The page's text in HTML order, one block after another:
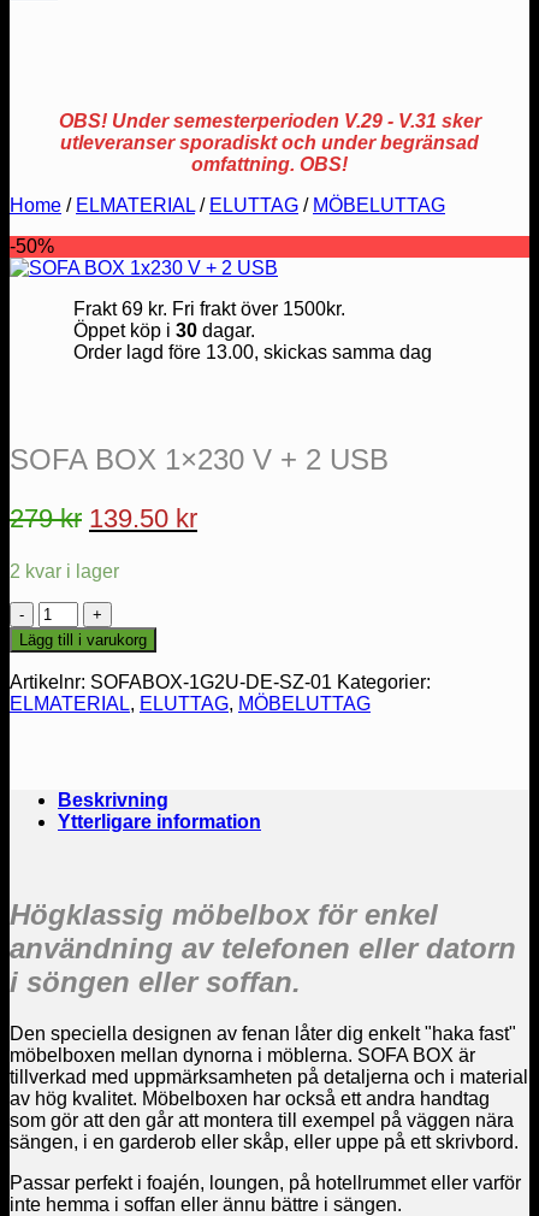
OBS! Under semesterperioden V.29 - V.31 sker
utleveranser sporadiskt och under begränsad
omfattning. OBS!
Home / ELMATERIAL / ELUTTAG / MÖBELUTTAG
-50%
Frakt 69 kr. Fri frakt över 1500kr.
Öppet köp i 30dagar.
Order lagd före 13.00, skickas samma dag
SOFA BOX 1×230 V + 2 USB
279kr Det
priset
var:
279 kr.
139.50 krDet
2 kvar i lager
SOFA
BOX
1x230
V
+
2
Lägg till i varukorg
Artikelnr: SOFABOX-1G2U-DE-SZ-01 Kategorier:
ELMATERIAL, ELUTTAG, MÖBELUTTAG
Beskrivning
Ytterligare information
Högklassig möbelbox för enkel
användning av telefonen eller datorn
i söngen eller soffan.
Den speciella designen av fenan låter dig enkelt "haka fast"
möbelboxen mellan dynorna i möblerna. SOFA BOX är
tillverkad med uppmärksamheten på detaljerna och i material
av hög kvalitet. Möbelboxen har också ett andra handtag
som gör att den går att montera till exempel på väggen nära
sängen, i en garderob eller skåp, eller uppe på ett skrivbord.
Passar perfekt i foajén, loungen, på hotellrummet eller varför
inte hemma i soffan eller ännu bättre i sängen.